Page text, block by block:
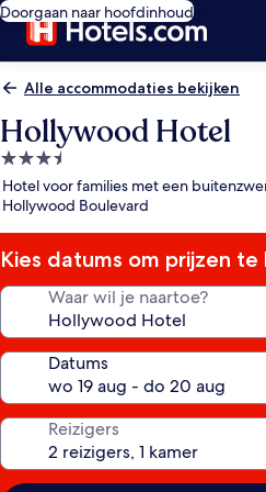
Doorgaan naar hoofdinhoud
Alle accommodaties bekijken
Hollywood Hotel
3.5-
sterrenaccommodatie
Hotel voor families met een
Hollywood Boulevard
Kies datums om prijzen te
Waar wil je naartoe?
Datums
Reizigers